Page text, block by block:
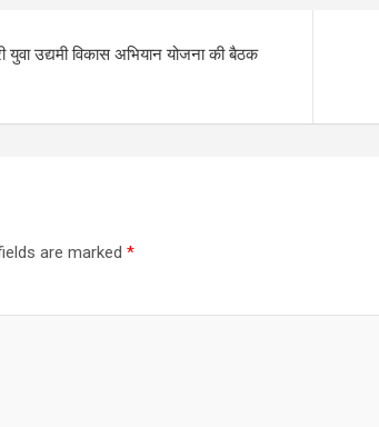
युवा उद्यमी विकास अभियान योजना की बैठक
are marked *